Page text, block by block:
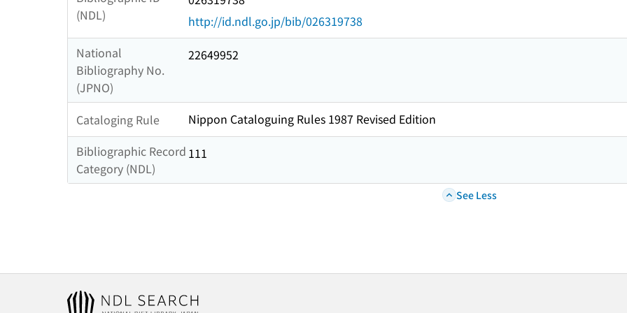
(NDL)
http://id.ndl.go.jp/bib/026319738
National
Bibliography No.
(JPNO)
22649952
Cataloging Rule
Nippon Cataloguing Rules 1987 Revised Edition
Bibliographic Record
Category (NDL)
111
See Less